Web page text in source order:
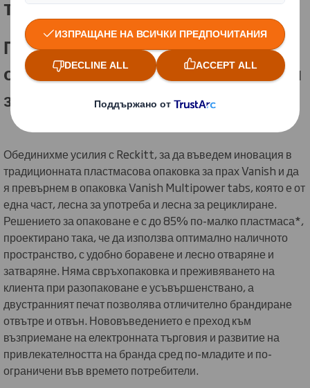
Практична рециклируема
опаковка за електронна търговия
за Reckitt
Обединихме усилия с Reckitt, за да въведем иновация в
традиционната пластмасова опаковка за прах Vanish и да
я превърнем в опаковка Vanish Multipower tabs, която е от
една част, лесна за употреба и лесна за рециклиране.
Решението за опаковане е с до 85% по-малко пластмаса*,
проектирано така, че да използва оптимално наличното
пространство, с удобно боравене и лесно отваряне и
затваряне. Няма свръхопаковка и преживяването на
клиента при разопаковане е усъвършенствано, а
двустранният печат позволява отличително брандиране
отвътре и отвън. Нововъведението е преход към
възприемане на електронната търговия и развитие на
привлекателността на бранда сред по-младите и по-
ограничени във времето потребители.